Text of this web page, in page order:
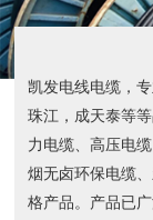
凯发电线电缆，
珠江，成天泰等
力电缆、高压电
烟无卤环保电缆
格产品。产品已